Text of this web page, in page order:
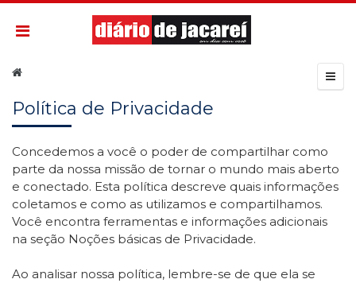
Política de Privacidade
Concedemos a você o poder de compartilhar como
parte da nossa missão de tornar o mundo mais aberto
e conectado. Esta política descreve quais informações
coletamos e como as utilizamos e compartilhamos.
Você encontra ferramentas e informações adicionais
na seção Noções básicas de Privacidade.
Ao analisar nossa política, lembre-se de que ela se